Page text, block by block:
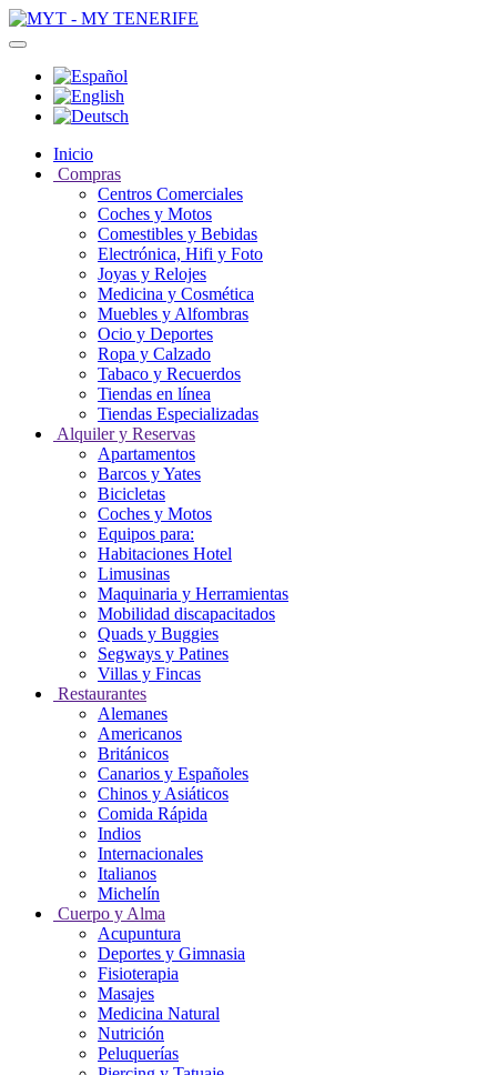
Inicio
Compras
Centros Comerciales
Coches y Motos
Comestibles y Bebidas
Electrónica, Hifi y Foto
Joyas y Relojes
Medicina y Cosmética
Muebles y Alfombras
Ocio y Deportes
Ropa y Calzado
Tabaco y Recuerdos
Tiendas en línea
Tiendas Especializadas
Alquiler y Reservas
Apartamentos
Barcos y Yates
Bicicletas
Coches y Motos
Equipos para:
Habitaciones Hotel
Limusinas
Maquinaria y Herramientas
Mobilidad discapacitados
Quads y Buggies
Segways y Patines
Villas y Fincas
Restaurantes
Alemanes
Americanos
Británicos
Canarios y Españoles
Chinos y Asiáticos
Comida Rápida
Indios
Internacionales
Italianos
Michelín
Cuerpo y Alma
Acupuntura
Deportes y Gimnasia
Fisioterapia
Masajes
Medicina Natural
Nutrición
Peluquerías